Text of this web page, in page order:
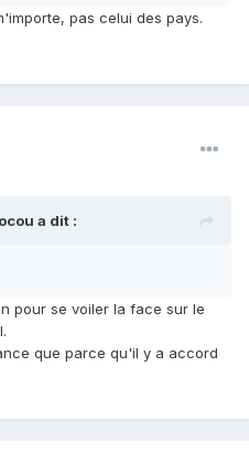
pas celui des pays.
a dit :
pour se voiler la face sur le
que parce qu'il y a accord